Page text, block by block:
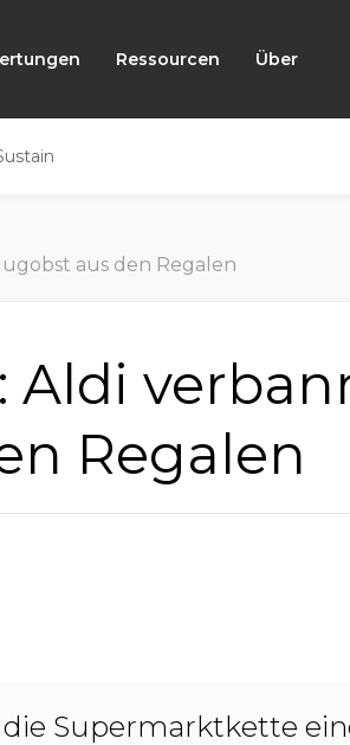
Ressourcen Über
aus den Regalen
Aldi
Regalen
Supermarktkette